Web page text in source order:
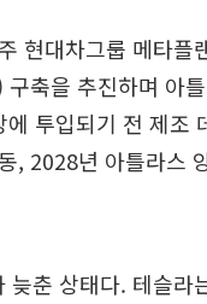
현대차그룹 메타플
축을 추진하며 아
투입되기 전 제조
, 2028년 아틀라스
춘 상태다. 테슬라